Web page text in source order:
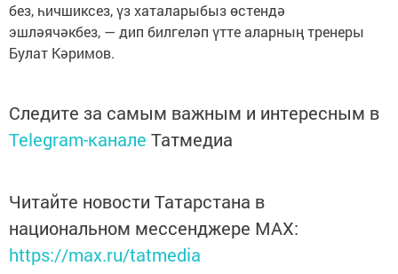
без, һичшиксез, үз хаталарыбыз өстендә
эшләячәкбез, — дип билгеләп үтте аларның тренеры
Булат Кәримов.
Следите за самым важным и интересным в
Telegram-канале Татмедиа
Читайте новости Татарстана в
национальном мессенджере MАХ:
https://max.ru/tatmedia